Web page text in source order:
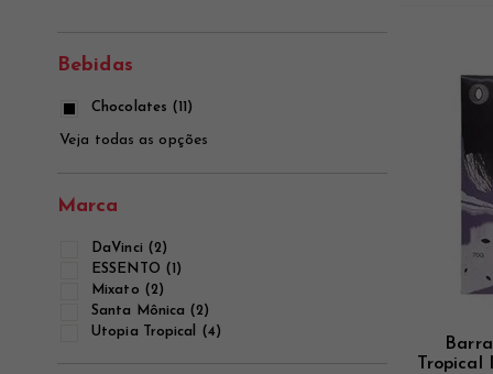
Bebidas
Chocolates (11)
Veja todas as opções
Marca
DaVinci (2)
ESSENTO (1)
Mixato (2)
Santa Mônica (2)
Utopia Tropical (4)
Tropical